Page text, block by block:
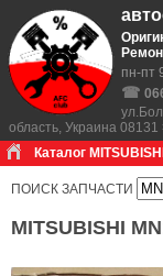
пн-пт
☎
область, Украина 08131
Каталог MITSUBISHI
ПОИСК ЗАПЧАСТИ
MITSUBISHI